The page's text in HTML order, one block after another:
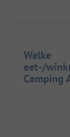
Welke
eet-/
Camping